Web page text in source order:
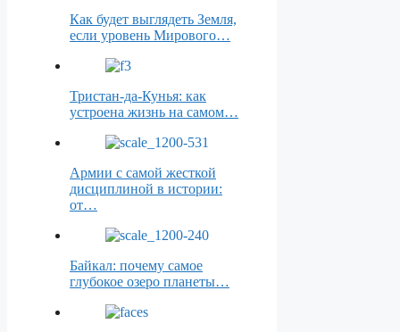
Как будет выглядеть Земля,
если уровень Мирового…
Тристан-да-Кунья: как
устроена жизнь на самом…
Армии с самой жесткой
дисциплиной в истории:
от…
Байкал: почему самое
глубокое озеро планеты…